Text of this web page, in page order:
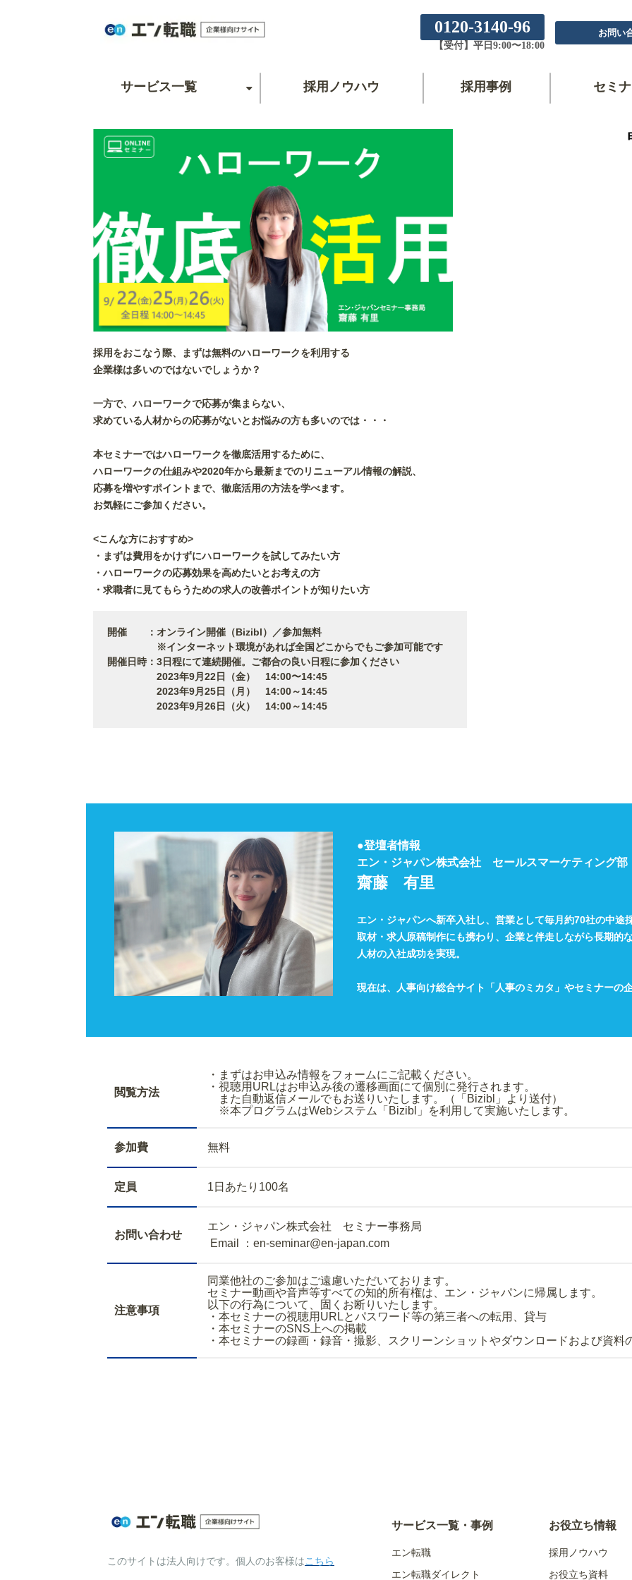
0120-3140-96
【受付】平日9:00〜18:00
お問い
サービス一覧 採用ノウハウ 採用事例 セミ
採用をおこなう際、まずは無料のハローワークを利用する
企業様は多いのではないでしょうか？
一方で、ハローワークで応募が集まらない、
求めている人材からの応募がないとお悩みの方も多いのでは・・・
本セミナーではハローワークを徹底活用するために、
ハローワークの仕組みや2020年から最新までのリニューアル情報の解説、
応募を増やすポイントまで、徹底活用の方法を学べます。
お気軽にご参加ください。
<こんな方におすすめ>
・まずは費用をかけずにハローワークを試してみたい方
・ハローワークの応募効果を高めたいとお考えの方
・求職者に見てもらうための求人の改善ポイントが知りたい方
開催 ：オンライン開催（Bizibl）／参加無料
※インターネット環境があれば全国どこからでもご参加可能です
開催日時：3日程にて連続開催。ご都合の良い日程に参加ください
2023年9月22日（金） 14:00〜14:45
2023年9月25日（月） 14:00～14:45
2023年9月26日（火） 14:00～14:45
●登壇者情報
エン・ジャパン株式会社 セールスマーケティング部
齋藤 有里
エン・ジャパンへ新卒入社し、営業として毎月約70社の中途
取材・求人原稿制作にも携わり、企業と伴走しながら長期的
人材の入社成功を実現。
現在は、人事向け総合サイト「人事のミカタ」やセミナーの
閲覧方法
・まずはお申込み情報をフォームにご記載ください。
・視聴用URLはお申込み後の遷移画面にて個別に発行されます。
また自動返信メールでもお送りいたします。（「Bizibl」より送付）
※本プログラムはWebシステム「Bizibl」を利用して実施いたします。
参加費 無料
定員 1日あたり100名
お問い合わせ
エン・ジャパン株式会社 セミナー事務局
Email ：en-seminar@en-japan.com
注意事項
同業他社のご参加はご遠慮いただいております。
セミナー動画や音声等すべての知的所有権は、エン・ジャパンに帰属します。
以下の行為について、固くお断りいたします。
・本セミナーの視聴用URLとパスワード等の第三者への転用、貸与
・本セミナーのSNS上への掲載
・本セミナーの録画・録音・撮影、スクリーンショットやダウンロードおよび資料
このサイトは法人向けです。個人のお客様はこちら
サービス一覧・事例
エン転職
エン転職ダイレクト
お役立ち情報
採用ノウハウ
お役立ち資料